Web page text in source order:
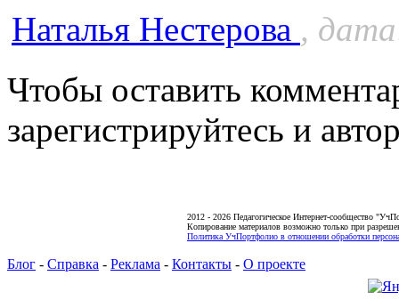
Наталья Нестерова ,
Чтобы оставить
зарегистрируйтесь и
2012 - 2026 Педагогическое Интернет-сообщество
Копирование материалов возможно только при
Политика УчПортфолио в отношении обработки
Блог - Справка - Реклама - Контакты - О проекте